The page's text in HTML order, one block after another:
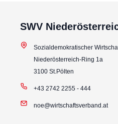
SWV
Sozialdemokratischer
Niederösterreich-Ring 1a
3100 St.Pölten
+43 2742 2255 - 444
noe@wirtschaftsverband.at